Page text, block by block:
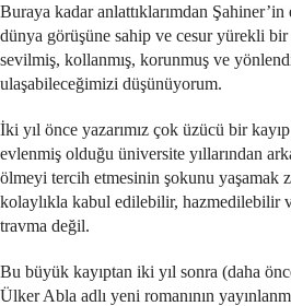
Buraya kadar anlattıklarımdan Şahiner’in
dünya görüşüne sahip ve cesur yürekli bir
sevilmiş, kollanmış, korunmuş ve
ulaşabileceğimizi düşünüyorum.
İki yıl önce yazarımız çok üzücü bir
evlenmiş olduğu üniversite yıllarından
ölmeyi tercih etmesinin şokunu yaşamak
kolaylıkla kabul edilebilir, hazmedilebilir
travma değil.
Bu büyük kayıptan iki yıl sonra (daha
Ülker Abla adlı yeni romanının